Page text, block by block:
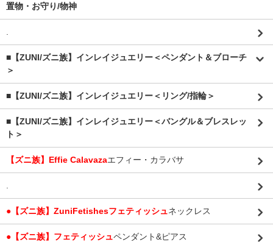
置物・お守り/物神
■【ZUNI/ズニ族】インレイジュエリー＜ペンダント＆ブローチ
＞
■【ZUNI/ズニ族】インレイジュエリー＜リング/指輪＞
■【ZUNI/ズニ族】インレイジュエリー＜バングル＆ブレスレッ
ト＞
【ズニ族】Effie Calavazaエフィー・カラバサ
●【ズニ族】ZuniFetishesフェティッシュネックレス
●【ズニ族】フェティッシュペンダント&ピアス